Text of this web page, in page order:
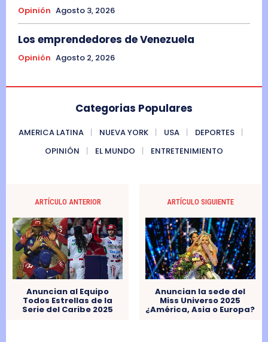
Opinión Agosto 3, 2026
Los emprendedores de Venezuela
Opinión Agosto 2, 2026
Categorias Populares
AMERICA LATINA NUEVA YORK USA
DEPORTES
OPINIÓN
EL MUNDO ENTRETENIMIENTO
ARTÍCULO ANTERIOR
Anuncian al Equipo
Todos Estrellas de la
Serie del Caribe 2025
ARTÍCULO SIGUIENTE
Anuncian la sede del
Miss Universo 2025
¿América, Asia o Europa?